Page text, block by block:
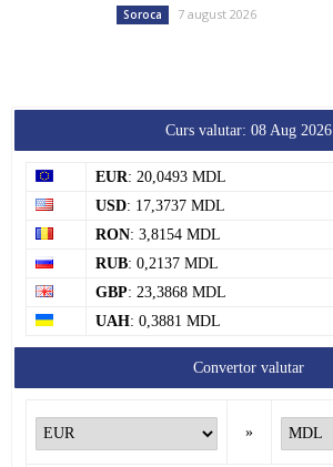
Soroca 7 august 2026
Curs valutar: 08 Aug 2026
EUR: 20,0493 MDL
USD: 17,3737 MDL
RON: 3,8154 MDL
RUB: 0,2137 MDL
GBP: 23,3868 MDL
UAH: 0,3881 MDL
Convertor valutar
»